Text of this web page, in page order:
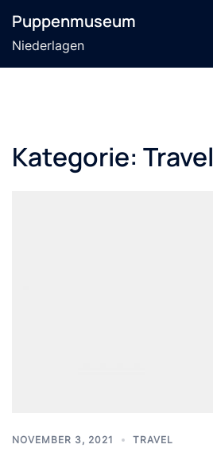
Inhalt
springen
Puppenmuseum
Niederlagen
Kategorie: Travel
NOVEMBER 3, 2021 TRAVEL